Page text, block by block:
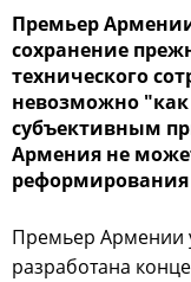
Премьер
сохранение
технического
невозможно
субъективным
Армения не
Премьер Армении
разработана